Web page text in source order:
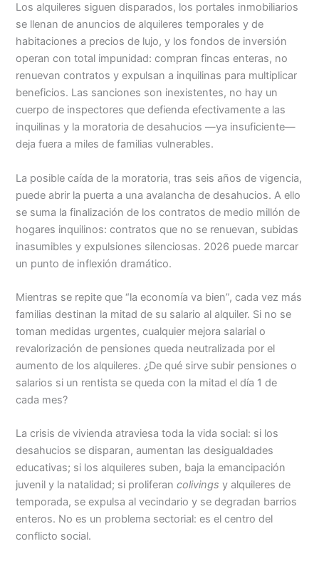
Los alquileres siguen disparados, los portales inmobiliarios
se llenan de anuncios de alquileres temporales y de
habitaciones a precios de lujo, y los fondos de inversión
operan con total impunidad: compran fincas enteras, no
renuevan contratos y expulsan a inquilinas para multiplicar
beneficios. Las sanciones son inexistentes, no hay un
cuerpo de inspectores que defienda efectivamente a las
inquilinas y la moratoria de desahucios —ya insuficiente—
deja fuera a miles de familias vulnerables.
La posible caída de la moratoria, tras seis años de vigencia,
puede abrir la puerta a una avalancha de desahucios. A ello
se suma la finalización de los contratos de medio millón de
hogares inquilinos: contratos que no se renuevan, subidas
inasumibles y expulsiones silenciosas. 2026 puede marcar
un punto de inflexión dramático.
Mientras se repite que “la economía va bien”, cada vez más
familias destinan la mitad de su salario al alquiler. Si no se
toman medidas urgentes, cualquier mejora salarial o
revalorización de pensiones queda neutralizada por el
aumento de los alquileres. ¿De qué sirve subir pensiones o
salarios si un rentista se queda con la mitad el día 1 de
cada mes?
La crisis de vivienda atraviesa toda la vida social: si los
desahucios se disparan, aumentan las desigualdades
educativas; si los alquileres suben, baja la emancipación
juvenil y la natalidad; si proliferancolivingsy alquileres de
temporada, se expulsa al vecindario y se degradan barrios
enteros. No es un problema sectorial: es el centro del
conflicto social.